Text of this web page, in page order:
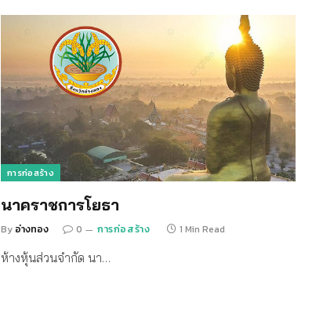
การก่อสร้าง
นาคราชการโยธา
By อ่างทอง 0 การก่อสร้าง 1 Min Read
ห้างหุ้นส่วนจำกัด นา…